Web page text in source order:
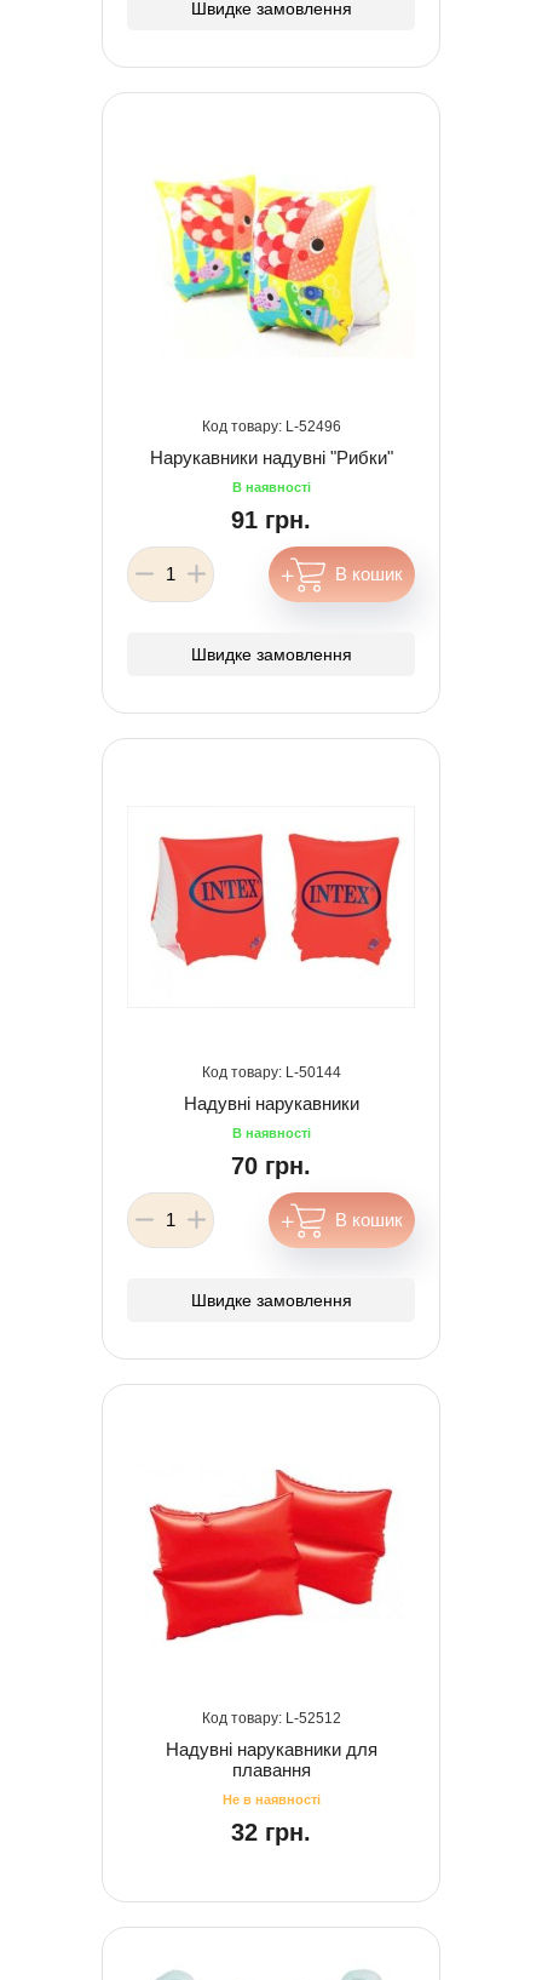
Швидке замовлення
52496
Нарукавники надувні "Рибки"
91 грн.
Швидке замовлення
50144
Надувні нарукавники
70 грн.
Швидке замовлення
52512
Надувні нарукавники для
плавання
32 грн.